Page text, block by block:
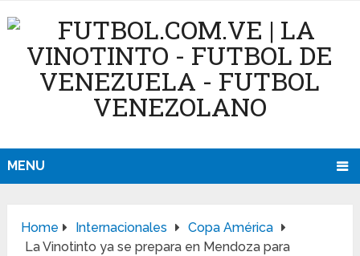
MENU
Home Internacionales
Copa América
La Vinotinto ya se prepara en Mendoza para